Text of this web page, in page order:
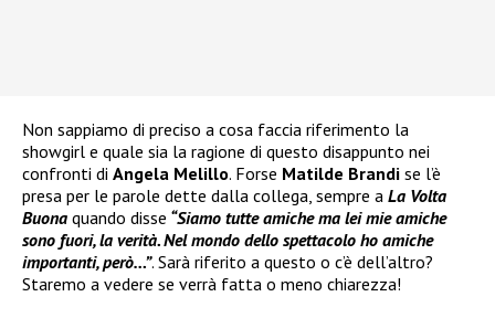
Non sappiamo di preciso a cosa faccia riferimento la
showgirl e quale sia la ragione di questo disappunto nei
confronti di Angela Melillo. Forse Matilde Brandi se l’è
presa per le parole dette dalla collega, sempre a La Volta
Buona quando disse “Siamo tutte amiche ma lei mie amiche
sono fuori, la verità. Nel mondo dello spettacolo ho amiche
importanti, però…”. Sarà riferito a questo o c’è dell’altro?
Staremo a vedere se verrà fatta o meno chiarezza!